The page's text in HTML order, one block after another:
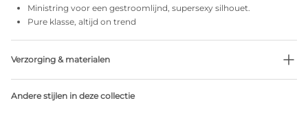
Ministring voor een gestroomlijnd, supersexy silhouet.
Pure klasse, altijd on trend
Verzorging & materialen
Geen professionele reiniging
Andere stijlen in deze collectie